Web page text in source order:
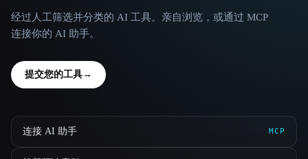
经过人工筛选并分类的 AI 工具。亲自浏览，或通过 MCP
连接你的 AI 助手。
提交您的工具→
连接 AI 助手 MCP